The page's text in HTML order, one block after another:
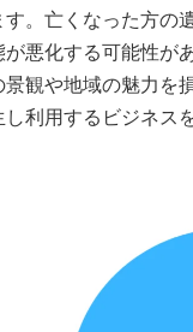
。亡くなった方の
悪化する可能性が
観や地域の魅力を
利用するビジネス